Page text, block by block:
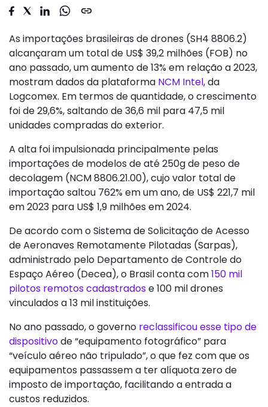
As importações brasileiras de drones (SH4 8806.2)
alcançaram um total de US$ 39,2 milhões (FOB) no
ano passado, um aumento de 13% em relação a 2023,
mostram dados da plataforma NCM Intel, da
Logcomex. Em termos de quantidade, o crescimento
foi de 29,6%, saltando de 36,6 mil para 47,5 mil
unidades compradas do exterior.
A alta foi impulsionada principalmente pelas
importações de modelos de até 250g de peso de
decolagem (NCM 8806.21.00), cujo valor total de
importação saltou 762% em um ano, de US$ 221,7 mil
em 2023 para US$ 1,9 milhões em 2024.
De acordo com o Sistema de Solicitação de Acesso
de Aeronaves Remotamente Pilotadas (Sarpas),
administrado pelo Departamento de Controle do
Espaço Aéreo (Decea), o Brasil conta com150 mil
pilotos remotos cadastradose 100 mil drones
vinculados a 13 mil instituições.
No ano passado, o governo reclassificou esse tipo de
dispositivode “equipamento fotográfico” para
“veículo aéreo não tripulado”, o que fez com que os
equipamentos passassem a ter alíquota zero de
imposto de importação, facilitando a entrada a
custos reduzidos.